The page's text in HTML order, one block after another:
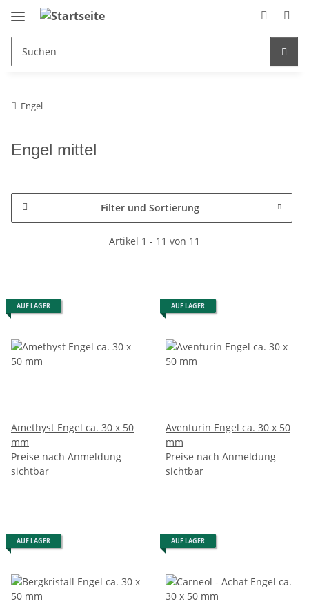
Engel
Engel mittel
Filter und Sortierung
Artikel 1 - 11 von 11
AUF LAGER
Amethyst Engel ca. 30 x 50
mm
Preise nach Anmeldung
sichtbar
AUF LAGER
Aventurin Engel ca. 30 x 50
mm
Preise nach Anmeldung
sichtbar
AUF LAGER AUF LAGER